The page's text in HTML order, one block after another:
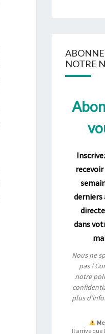
NOTRE
recevoir
dans
Nous ne
pas !
notre
plus
Il arrive que